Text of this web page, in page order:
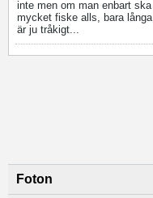
inte men om man enbart
mycket fiske alls, bara
är ju tråkigt...
Foton